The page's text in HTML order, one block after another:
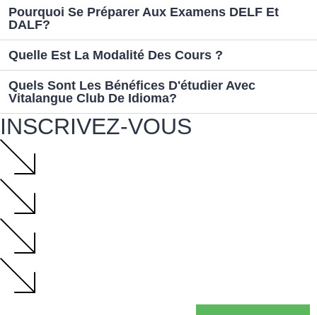
Pourquoi Se Préparer Aux Examens DELF Et
DALF?
Quelle Est La Modalité Des Cours ?
Quels Sont Les Bénéfices D'étudier Avec
Vitalangue Club De Idioma?
INSCRIVEZ-VOUS